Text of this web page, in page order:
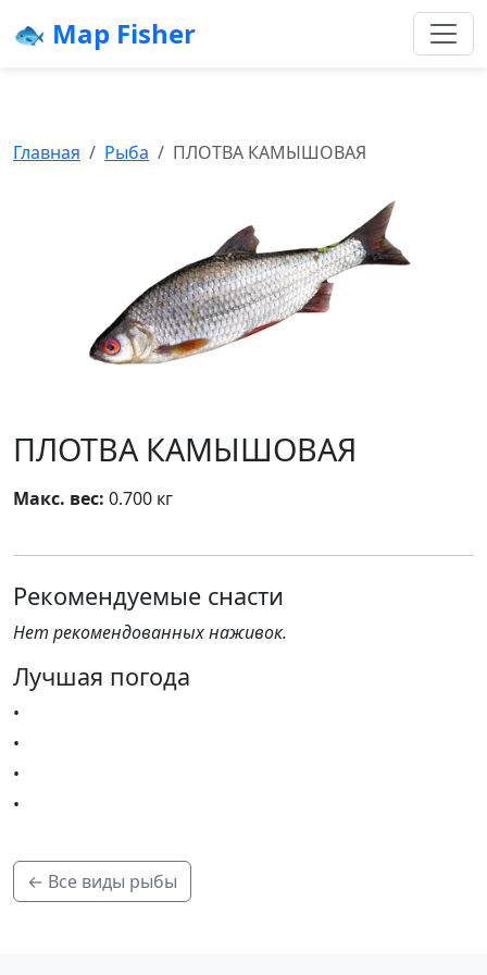
🐟 Map Fisher
Главная Рыба ПЛОТВА КАМЫШОВАЯ
ПЛОТВА КАМЫШОВАЯ
Макс. вес: 0.700 кг
Рекомендуемые снасти
Нет рекомендованных наживок.
Лучшая погода
•
•
•
•
← Все виды рыбы